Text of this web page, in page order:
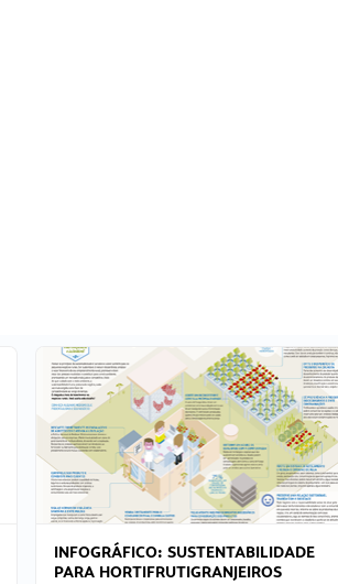
INFOGRÁFICO: SUSTENTABILIDADE
PARA HORTIFRUTIGRANJEIROS